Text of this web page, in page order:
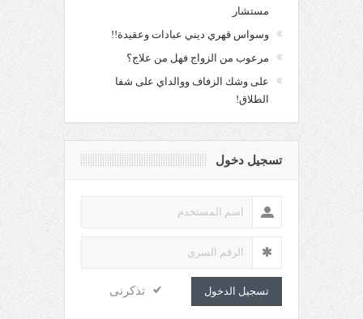
مستشار
وسواس قهري ديني عبادات وعقيدة!!
مرعوب من الزواج فهل من علاج؟
على وشك الزفاف ووالداي على شفا
الطلاق!
تسجيل دخول
تسجيل الدخول تذكرنى